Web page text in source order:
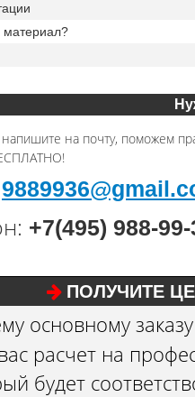
материал?
на почту, поможем
+7(495) 988-
ПОЛУЧИТЕ
основному
расчет на
будет